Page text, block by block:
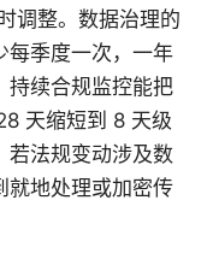
调整。数据治理的
每季度一次，一年
持续合规监控能把
天缩短到 8 天级
若法规变动涉及数
就地处理或加密传